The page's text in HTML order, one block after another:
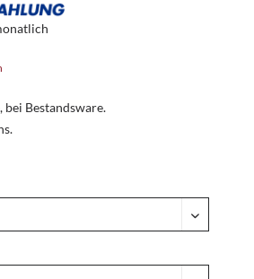
bei Bestandsware.